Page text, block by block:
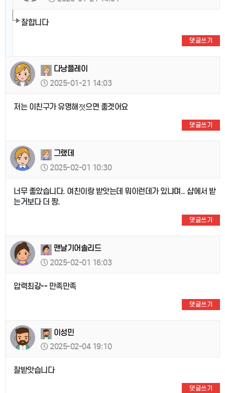
잘합니다
댓글쓰기
다낭플레이
2025-01-21 14:03
저는 이친구가 유명해졋으면 좋겟어요
댓글쓰기
그랬데
2025-02-01 10:30
너무 좋았습니다. 여친이랑 받앗는데 뭐이런데가 있냐며.. 샵에서 받
는거보다 더 짱.
댓글쓰기
맨날기어솔리드
2025-02-01 16:03
압력최강-- 만족만족
댓글쓰기
이성민
2025-02-04 19:10
잘받앗습니다
댓글쓰기